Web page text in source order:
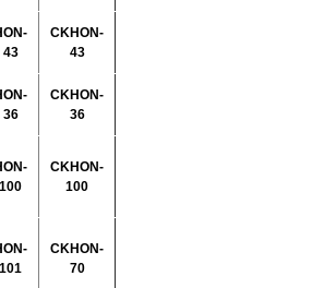
43
CKHON-
43
36
CKHON-
36
100
CKHON-
100
101
CKHON-
70